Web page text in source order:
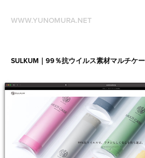
WWW.YUNOMURA.NET
SULKUM｜99％抗ウイルス素材マルチケ